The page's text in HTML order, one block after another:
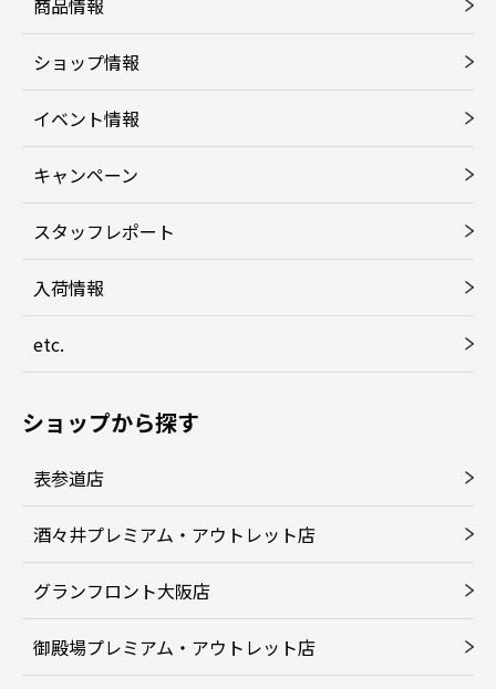
商品情報
ショップ情報
イベント情報
キャンペーン
スタッフレポート
入荷情報
etc.
ショップから探す
表参道店
酒々井プレミアム・アウトレット店
グランフロント大阪店
御殿場プレミアム・アウトレット店